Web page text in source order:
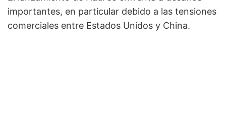
importantes, en particular debido a las tensiones
comerciales entre Estados Unidos y China.